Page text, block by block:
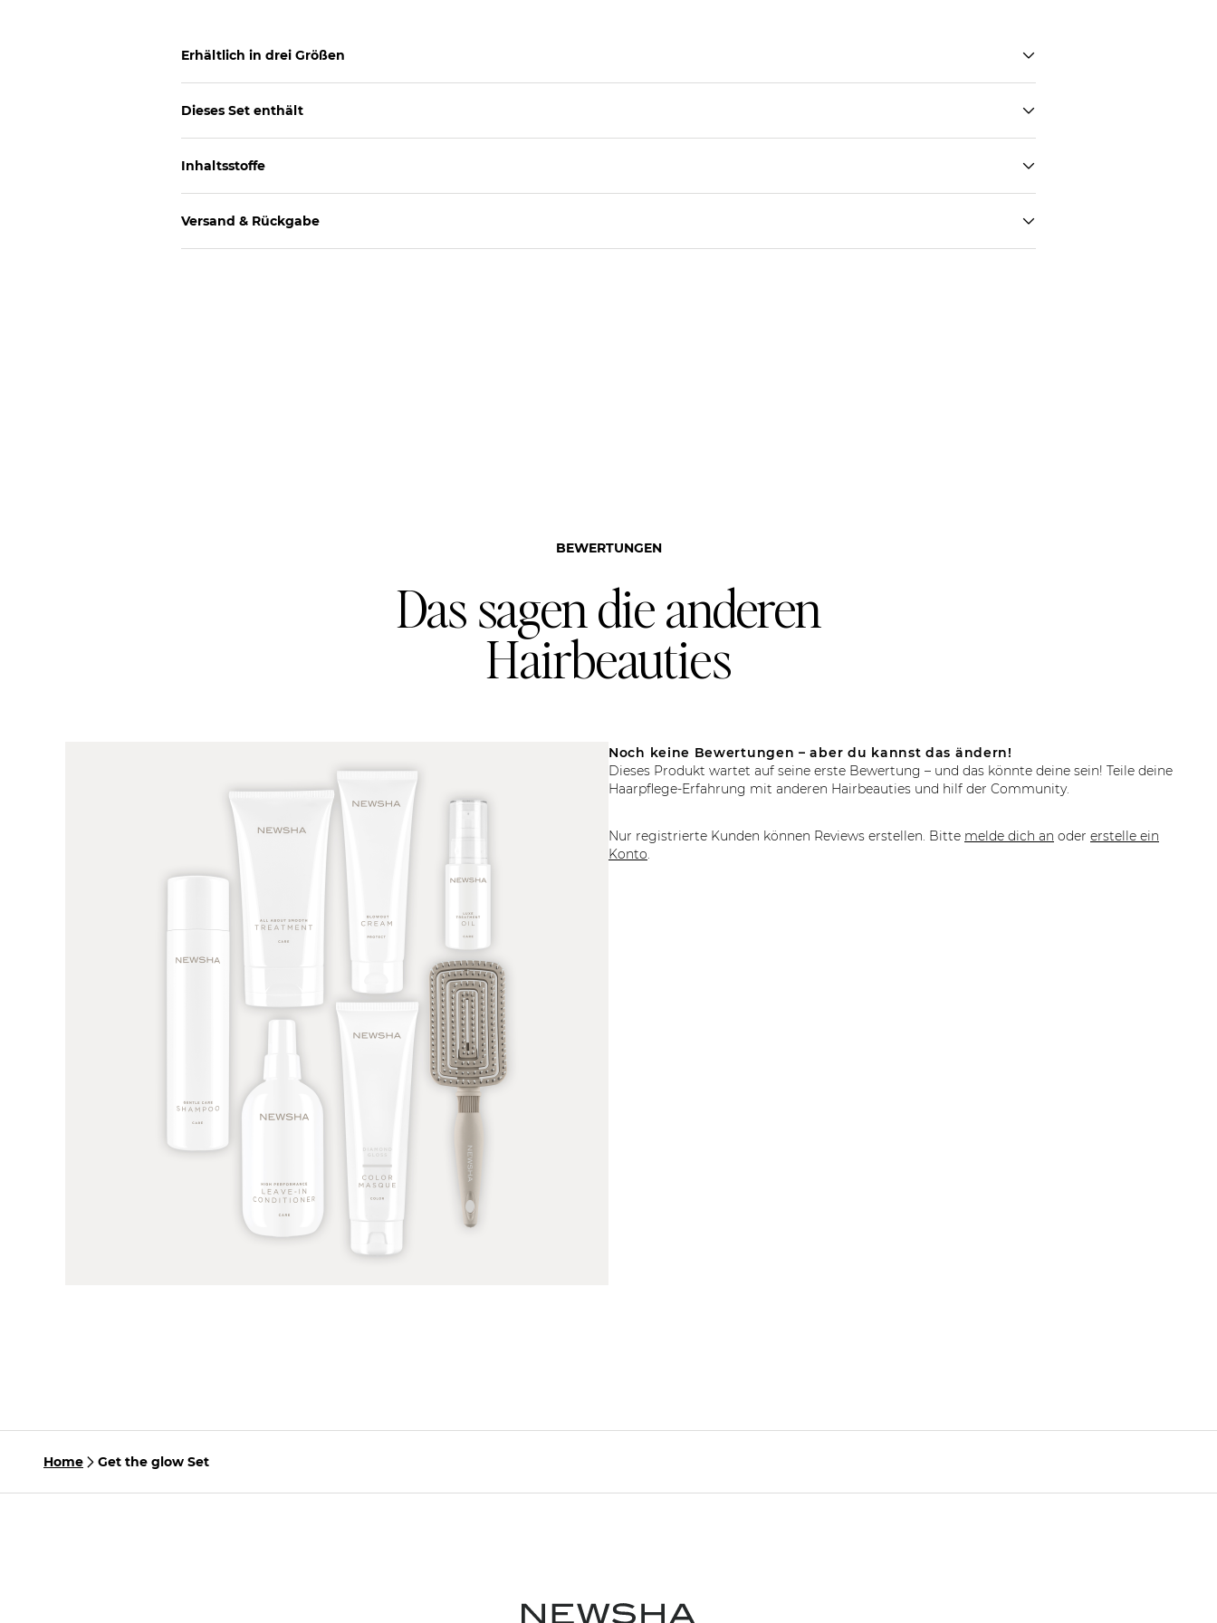
Erhältlich in drei Größen
Dieses Set enthält
Inhaltsstoffe
Versand & Rückgabe
BEWERTUNGEN
Das sagen die anderen
Hairbeauties
Noch keine Bewertungen – aber du kannst das ändern!
Dieses Produkt wartet auf seine erste Bewertung – und das könnte deine sein! Teile deine
Haarpflege-Erfahrung mit anderen Hairbeauties und hilf der Community.
Nur registrierte Kunden können Reviews erstellen. Bitte melde dich an oder erstelle ein
Konto.
Home Get the glow Set